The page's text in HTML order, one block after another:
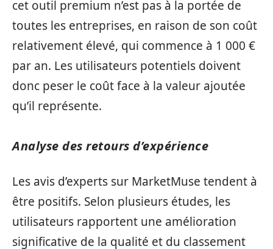
cet outil premium n’est pas à la portée de
toutes les entreprises, en raison de son coût
relativement élevé, qui commence à 1 000 €
par an. Les utilisateurs potentiels doivent
donc peser le coût face à la valeur ajoutée
qu’il représente.
Analyse des retours d’expérience
Les avis d’experts sur MarketMuse tendent à
être positifs. Selon plusieurs études, les
utilisateurs rapportent une amélioration
significative de la qualité et du classement